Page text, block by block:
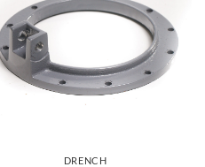
verlanglijst
DRENCH